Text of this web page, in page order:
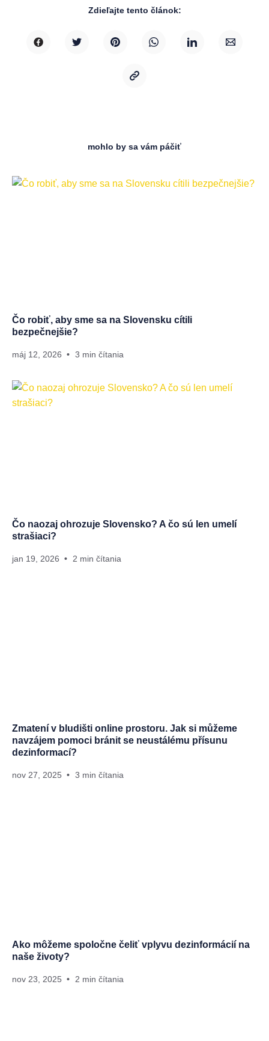
Zdieľajte tento článok:
mohlo by sa vám páčiť
Čo robiť, aby sme sa na Slovensku cítili
bezpečnejšie?
máj 12, 2026 3 min čítania
Čo naozaj ohrozuje Slovensko? A čo sú len umelí
strašiaci?
jan 19, 2026 2 min čítania
Zmatení v bludišti online prostoru. Jak si můžeme
navzájem pomoci bránit se neustálému přísunu
dezinformací?
nov 27, 2025 3 min čítania
Ako môžeme spoločne čeliť vplyvu dezinformácií na
naše životy?
nov 23, 2025 2 min čítania